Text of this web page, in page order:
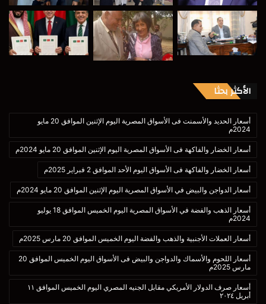
الأكثر بحثا
أسعار الحديد والأسمنت فى الأسواق المصرية اليوم الإثنين الموافق 20 مايو
2024م
أسعار الخضار والفاكهة فى الأسواق المصرية اليوم الإثنين الموافق 20 مايو 2024م
أسعار الخضار والفاكهة فى الأسواق اليوم الأحد الموافق 2 فبراير 2025م
أسعار الدواجن والبيض في الأسواق المصرية اليوم الإثنين الموافق 20 مايو 2024م
أسعار الذهب والفضة في الأسواق المصرية اليوم الخميس الموافق 18 يوليو
2024م
أسعار العملات الأجنبية والذهب والفضة اليوم الخميس الموافق 20 مارس 2025م
أسعار اللحوم والأسماك والدواجن والبيض فى الأسواق اليوم الخميس الموافق 20
مارس 2025م
أسعار صرف الدولار الأمريكي مقابل الجنيه المصري اليوم الخميس الموافق ١١
أبريل ٢٠٢٤